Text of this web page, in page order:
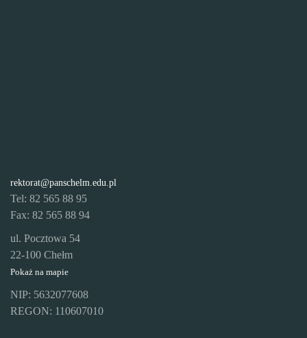
rektorat@panschelm.edu.pl
Tel: 82 565 88 95
Fax: 82 565 88 94
ul. Pocztowa 54
22-100 Chełm
Pokaż na mapie
NIP: 5632077608
REGON: 110607010